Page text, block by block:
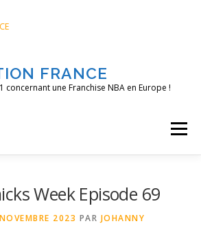
FRANCE
concernant une Franchise NBA en Europe !
Menu
Week Episode 69
2023 PAR JOHANNY